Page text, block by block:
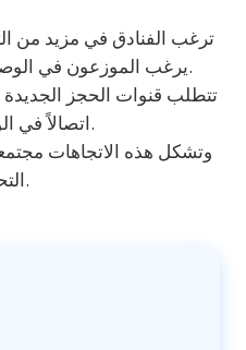
ترغب الفنادق في مزيد من
يرغب الموزعون في الوصول المباشر إلى المخزون.
تتطلب قنوات الحجز الجديدة
اتصالاً في الوقت الفعلي.
وتشكل هذه الاتجاهات
التحتية.